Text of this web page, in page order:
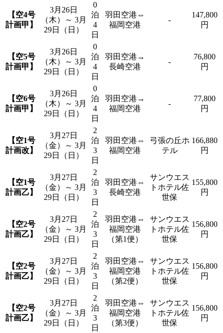
【空4号
計画甲】
3月26日
（木）～ 3月
29日（日）
0
泊
4
日
羽田空港⇔
福岡空港
-
147,800
円
【空5号
計画甲】
3月26日
（木）～ 3月
29日（日）
0
泊
4
日
羽田空港→
長崎空港
-
76,800
円
【空6号
計画甲】
3月26日
（木）～ 3月
29日（日）
0
泊
4
日
羽田空港→
福岡空港
-
77,800
円
【空1号
計画改】
3月27日
（金）～ 3月
29日（日）
2
泊
3
日
羽田空港⇔
福岡空港
弓張の丘ホ
テル
166,880
円
【空1号
計画乙】
3月27日
（金）～ 3月
29日（日）
2
泊
3
日
羽田空港⇔
長崎空港
サンウエス
トホテル佐
世保
155,800
円
【空2号
計画乙】
3月27日
（金）～ 3月
29日（日）
2
泊
3
日
羽田空港⇔
福岡空港
（第1便）
サンウエス
トホテル佐
世保
156,800
円
【空2号
計画乙】
3月27日
（金）～ 3月
29日（日）
2
泊
3
日
羽田空港⇔
福岡空港
（第2便）
サンウエス
トホテル佐
世保
156,800
円
【空2号
計画乙】
3月27日
（金）～ 3月
29日（日）
2
泊
3
日
羽田空港⇔
福岡空港
（第3便）
サンウエス
トホテル佐
世保
156,800
円